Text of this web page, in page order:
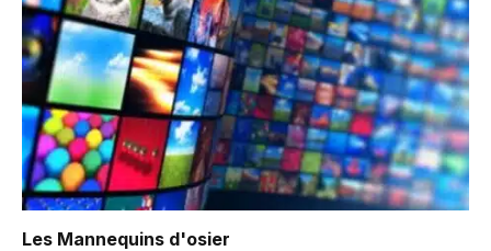
Les Mannequins d'osier